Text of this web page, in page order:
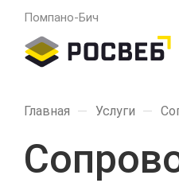
Помпано-Бич
Главная — Услуги —